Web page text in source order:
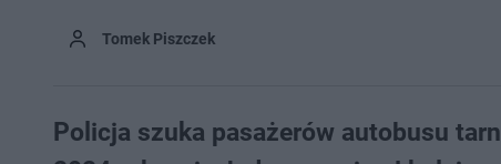
Tomek Piszczek
Policja szuka pasażerów autobusu